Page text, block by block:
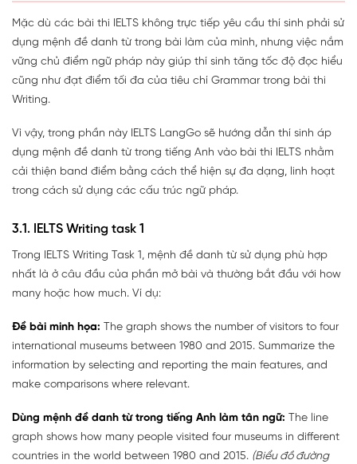
Mặc dù các bài thi IELTS không trực tiếp yêu cầu thí sinh phải sử
dụng mệnh đề danh từ trong bài làm của mình, nhưng việc nắm
vững chủ điểm ngữ pháp này giúp thí sinh tăng tốc độ đọc hiểu
cũng như đạt điểm tối đa của tiêu chí Grammar trong bài thi
Writing.
Vì vậy, trong phần này IELTS LangGo sẽ hướng dẫn thí sinh áp
dụng mệnh đề danh từ trong tiếng Anh vào bài thi IELTS nhằm
cải thiện band điểm bằng cách thể hiện sự đa dạng, linh hoạt
trong cách sử dụng các cấu trúc ngữ pháp.
3.1. IELTS Writing task 1
Trong IELTS Writing Task 1, mệnh đề danh từ sử dụng phù hợp
nhất là ở câu đầu của phần mở bài và thường bắt đầu với how
many hoặc how much. Ví dụ:
Đề bài minh họa: The graph shows the number of visitors to four
international museums between 1980 and 2015. Summarize the
information by selecting and reporting the main features, and
make comparisons where relevant.
Dùng mệnh đề danh từ trong tiếng Anh làm tân ngữ: The line
graph shows how many people visited four museums in different
countries in the world between 1980 and 2015. (Biểu đồ đường